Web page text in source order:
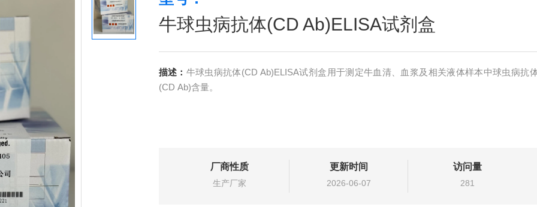
牛球虫病抗体(CD Ab)ELISA试剂盒
描述： 牛球虫病抗体(CD Ab)ELISA试剂盒用于测定牛血清、血浆及相关液体样本中球虫病抗
(CD Ab)含量。
厂商性质
生产厂家
更新时间
2026-06-07
访问量
281